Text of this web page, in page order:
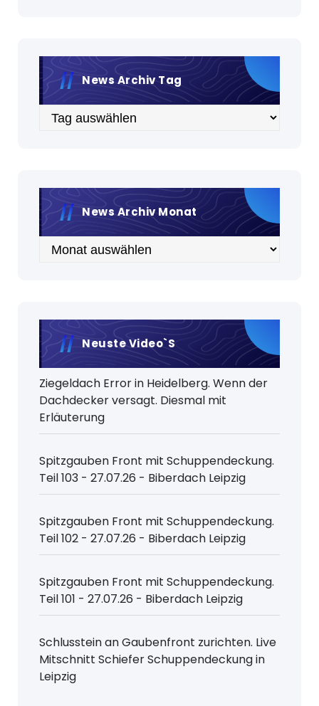
News Archiv Tag
Archiv
News Archiv Monat
Archiv
Neuste Video`s
Ziegeldach Error in Heidelberg. Wenn der
Dachdecker versagt. Diesmal mit
Erläuterung
Spitzgauben Front mit Schuppendeckung.
Teil 103 - 27.07.26 - Biberdach Leipzig
Spitzgauben Front mit Schuppendeckung.
Teil 102 - 27.07.26 - Biberdach Leipzig
Spitzgauben Front mit Schuppendeckung.
Teil 101 - 27.07.26 - Biberdach Leipzig
Schlusstein an Gaubenfront zurichten. Live
Mitschnitt Schiefer Schuppendeckung in
Leipzig